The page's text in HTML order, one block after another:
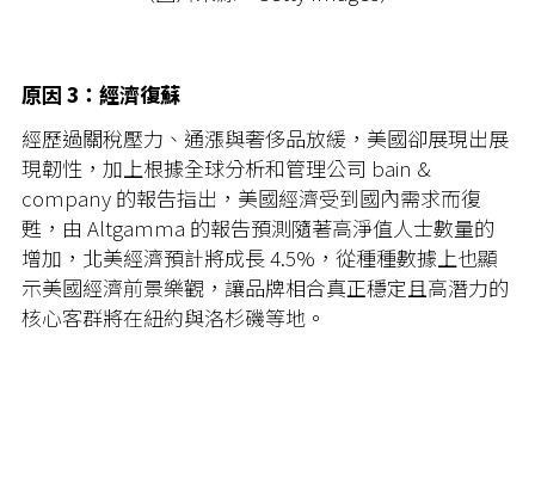
原因 3：經濟復蘇
經歷過關稅壓力、通漲與奢侈品放緩，美國卻展現出展
現韌性，加上根據全球分析和管理公司 bain &
company 的報告指出，美國經濟受到國內需求而復
甦，由 Altgamma 的報告預測隨著高淨值人士數量的
增加，北美經濟預計將成長 4.5%，從種種數據上也顯
示美國經濟前景樂觀，讓品牌相合真正穩定且高潛力的
核心客群將在紐約與洛杉磯等地。